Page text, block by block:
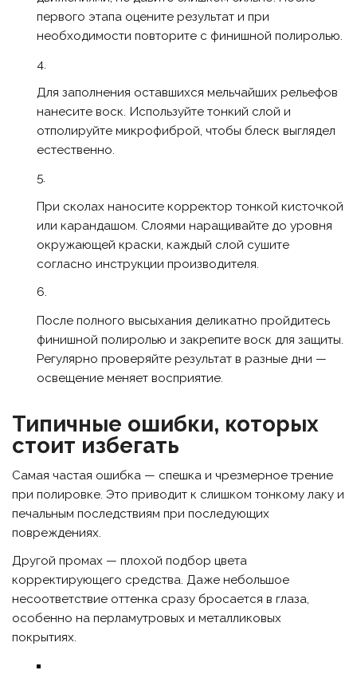
первого этапа оцените результат и при
необходимости повторите с финишной полиролью.
Для заполнения оставшихся мельчайших рельефов
нанесите воск. Используйте тонкий слой и
отполируйте микрофиброй, чтобы блеск выглядел
естественно.
При сколах наносите корректор тонкой кисточкой
или карандашом. Слоями наращивайте до уровня
окружающей краски, каждый слой сушите
согласно инструкции производителя.
После полного высыхания деликатно пройдитесь
финишной полиролью и закрепите воск для защиты.
Регулярно проверяйте результат в разные дни —
освещение меняет восприятие.
Типичные ошибки, которых
стоит избегать
Самая частая ошибка — спешка и чрезмерное трение
при полировке. Это приводит к слишком тонкому лаку и
печальным последствиям при последующих
повреждениях.
Другой промах — плохой подбор цвета
корректирующего средства. Даже небольшое
несоответствие оттенка сразу бросается в глаза,
особенно на перламутровых и металликовых
покрытиях.